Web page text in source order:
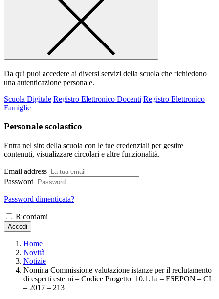
Da qui puoi accedere ai diversi servizi della scuola che richiedono
una autenticazione personale.
Scuola Digitale Registro Elettronico Docenti Registro Elettronico
Famiglie
Personale scolastico
Entra nel sito della scuola con le tue credenziali per gestire
contenuti, visualizzare circolari e altre funzionalità.
Email address
Password
Password dimenticata?
Ricordami
Accedi
Home
Novità
Notizie
Nomina Commissione valutazione istanze per il reclutamento
di esperti esterni – Codice Progetto 10.1.1a – FSEPON – CL
– 2017 – 213